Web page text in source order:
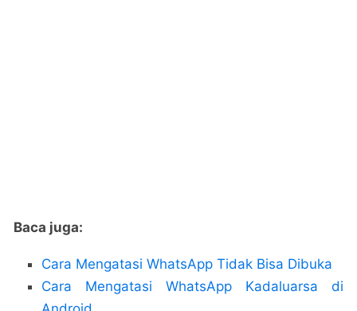
Baca juga:
Cara Mengatasi WhatsApp Tidak Bisa Dibuka
Cara Mengatasi WhatsApp Kadaluarsa di